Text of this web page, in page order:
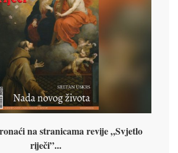
na stranicama revije „Svjetlo
riječi”...